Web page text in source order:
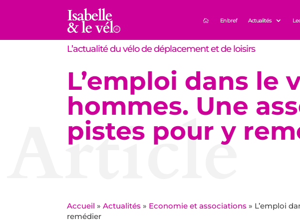
En bref Actualités
L’actualité du vélo de déplacement et de loisirs
L’emploi dans le
hommes. Une
pistes pour y
Article
Accueil »Actualités » Economie et associations » L’emploi
remédier